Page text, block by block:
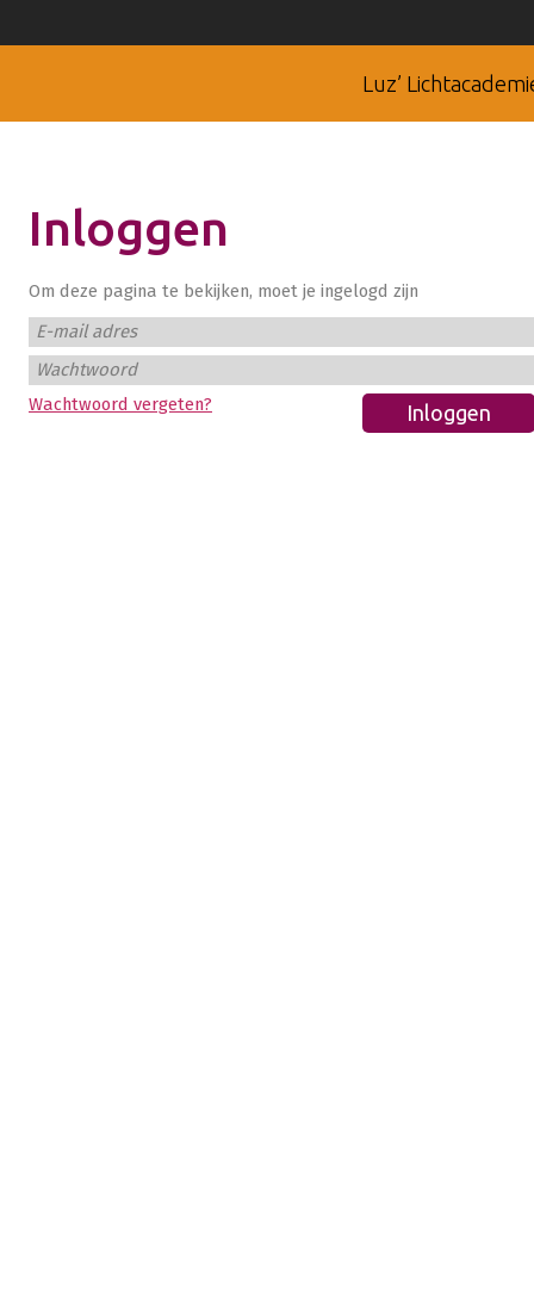
Luz’
Inloggen
Om deze pagina te bekijken, moet je ingelogd zijn
E-mail adres
Wachtwoord
Wachtwoord vergeten?